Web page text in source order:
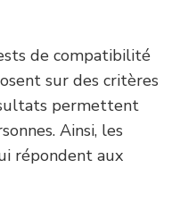
de compatibilité
sur des critères
permettent
Ainsi, les
répondent aux